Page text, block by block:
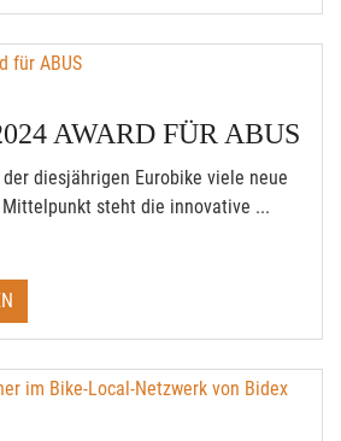
AWARD FÜR ABUS
diesjährigen Eurobike viele neue
Mittelpunkt steht die innovative ...